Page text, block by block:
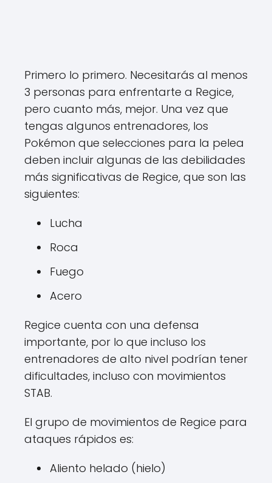
Primero lo primero. Necesitarás al menos
3 personas para enfrentarte a Regice,
pero cuanto más, mejor. Una vez que
tengas algunos entrenadores, los
Pokémon que selecciones para la pelea
deben incluir algunas de las debilidades
más significativas de Regice, que son las
siguientes:
Lucha
Roca
Fuego
Acero
Regice cuenta con una defensa
importante, por lo que incluso los
entrenadores de alto nivel podrían tener
dificultades, incluso con movimientos
STAB.
El grupo de movimientos de Regice para
ataques rápidos es:
Aliento helado (hielo)